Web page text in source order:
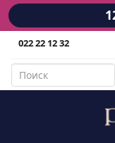
022 22 12 32